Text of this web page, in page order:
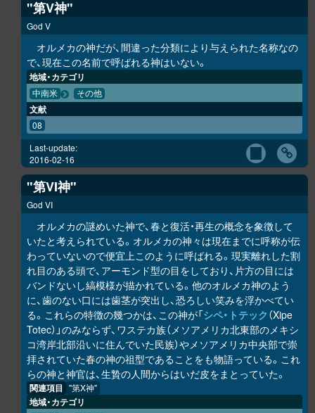
"第V神"
God V
オルメカの神だが、間違った分類により与えられた名称なの
で、現在この名前で呼ばれる神はいない。
地域・カテゴリ
中南米 その他
文献
08
Last-update:
2016-02-16
"第VI神"
God VI
オルメカの謎めいた神で、春と復活・再生の概念を象徴して
いたと考えられている。オルメカの神々は現在までに呼称が伝
わっていないので便宜上このように呼ばれる。現実離れした割
れ目のある頭で、アーモンド型の目をしており、片方の目には
バンドないし縞模様が描かれている。他のオルメカ神のよう
に、歯のない口には歯茎が突出し、恐ろしい笑みを浮かべてい
る。これらの特徴の幾つかは、この神が「シペ・トテック （Xipe
Totec）」のみならず、ワステカ族（メソアメリカ北東部のメキシ
コ湾岸北部沿いに住んでいた民族）やメソアメリカ中央部で崇
拝されていた春の神の祖型であることをも物語っている。これ
らの神と神官は、生贄の人間からはいだ皮をまとっていた。
関連項目 "第X神"
地域・カテゴリ